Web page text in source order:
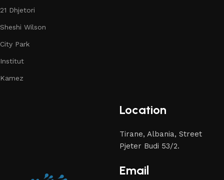
21 Dhjetori
Sheshi Wilson
City Park
Institut
Kamez
Location
Tirane, Albania, Street
Pjeter Budi 53/2.
Email